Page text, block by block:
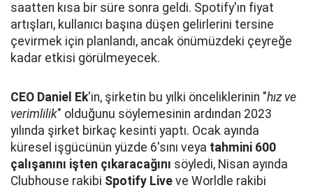
saatten kısa bir süre sonra geldi. Spotify'ın fiyat
artışları, kullanıcı başına düşen gelirlerini tersine
çevirmek için planlandı, ancak önümüzdeki çeyreğe
kadar etkisi görülmeyecek.
CEO Daniel Ek'in, şirketin bu yılki önceliklerinin "hız ve
verimlilik" olduğunu söylemesinin ardından 2023
yılında şirket birkaç kesinti yaptı. Ocak ayında
küresel işgücünün yüzde 6'sını veya tahmini 600
çalışanını işten çıkaracağını söyledi, Nisan ayında
Clubhouse rakibi Spotify Live ve Worldle rakibi